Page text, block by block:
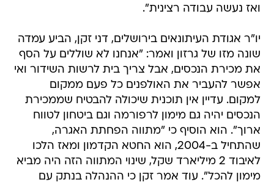
ואז נעשה עבודה רצינית".
יו"ר אגודת העיתונאים בירושלים, דני זקן, הביע עמדה
שונה מזו של גרזון ואמר: "אנחנו לא שוללים על הסף
את מכירת הנכסים, אבל צריך בית לרשות השידור ואי
אפשר להעביר את האולפנים כל פעם ממקום
למקום. עדיין אין תוכנית שיכולה להבטיח שממכירת
הנכסים יהיה גם מימון לרפורמה וגם ביטחון לטווח
ארוך". הוא הוסיף כי "מתווה הפחתת האגרה,
שהתחיל ב-2004, הוא החטא הקדמון ומאז הלכו
לאיבוד 2 מיליארד שקל, שינוי המתווה הזה היה מביא
מימון להכל". עוד אמר זקן כי ההנהלה בנתק עם